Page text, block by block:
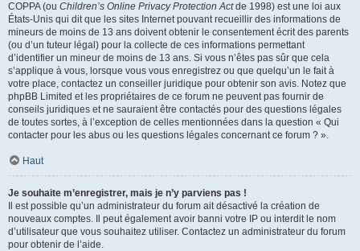
COPPA (ou Children’s Online Privacy Protection Actde 1998) est une loi aux
États-Unis qui dit que les sites Internet pouvant recueillir des informations de
mineurs de moins de 13 ans doivent obtenir le consentement écrit des parents
(ou d’un tuteur légal) pour la collecte de ces informations permettant
d’identifier un mineur de moins de 13 ans. Si vous n’êtes pas sûr que cela
s’applique à vous, lorsque vous vous enregistrez ou que quelqu’un le fait à
votre place, contactez un conseiller juridique pour obtenir son avis. Notez que
phpBB Limited et les propriétaires de ce forum ne peuvent pas fournir de
conseils juridiques et ne sauraient être contactés pour des questions légales
de toutes sortes, à l’exception de celles mentionnées dans la question « Qui
contacter pour les abus ou les questions légales concernant ce forum ? ».
Haut
Je souhaite m’enregistrer, mais je n’y parviens pas !
Il est possible qu’un administrateur du forum ait désactivé la création de
nouveaux comptes. Il peut également avoir banni votre IP ou interdit le nom
d’utilisateur que vous souhaitez utiliser. Contactez un administrateur du forum
pour obtenir de l’aide.